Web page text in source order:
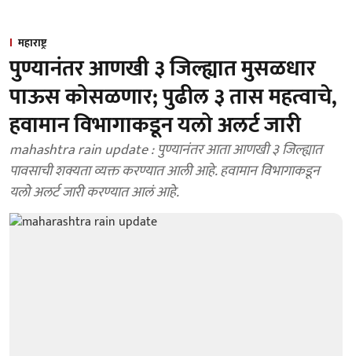
महाराष्ट्र
पुण्यानंतर आणखी ३ जिल्ह्यात मुसळधार
पाऊस कोसळणार; पुढील ३ तास महत्वाचे,
हवामान विभागाकडून यलो अलर्ट जारी
mahashtra rain update : पुण्यानंतर आता आणखी ३ जिल्ह्यात
पावसाची शक्यता व्यक्त करण्यात आली आहे. हवामान विभागाकडून
यलो अलर्ट जारी करण्यात आलं आहे.